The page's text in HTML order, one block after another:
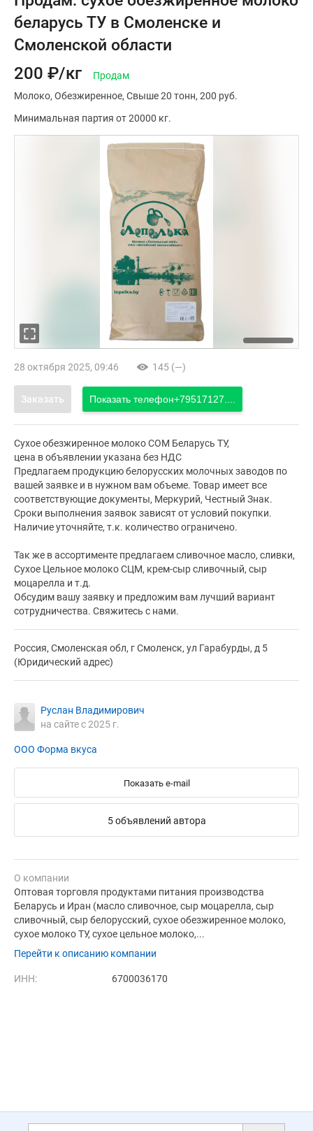
беларусь ТУ в Смоленске и
Смоленской области
200 ₽/кг
Продам
Молоко Обезжиренное Свыше 20 тонн 200 руб.
Минимальная партия от 20000 кг.
28 октября 2025, 09:46 145 (—)
Заказать Показать телефон+79517127....
Сухое обезжиренное молоко СОМ Беларусь ТУ,
цена в объявлении указана без НДС
Предлагаем продукцию белорусских молочных заводов по
вашей заявке и в нужном вам объеме. Товар имеет все
соответствующие документы, Меркурий, Честный Знак.
Сроки выполнения заявок зависят от условий покупки.
Наличие уточняйте, т.к. количество ограничено.
Так же в ассортименте предлагаем сливочное масло, сливки,
Сухое Цельное молоко СЦМ, крем-сыр сливочный, сыр
моцарелла и т.д.
Обсудим вашу заявку и предложим вам лучший вариант
сотрудничества. Свяжитесь с нами.
Россия, Смоленская обл, г Смоленск, ул Гарабурды, д 5
(Юридический адрес)
Руслан Владимирович
на сайте с 2025 г.
ООО Форма вкуса
Показать e-mail
5 объявлений автора
О компании
Оптовая торговля продуктами питания производства
Беларусь и Иран (масло сливочное, сыр моцарелла, сыр
сливочный, сыр белорусский, сухое обезжиренное молоко,
сухое молоко ТУ, сухое цельное молоко,...
Перейти к описанию компании
ИНН: 6700036170
Дополнительная информация